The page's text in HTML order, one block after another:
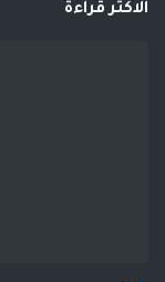
الاكثر قراءة